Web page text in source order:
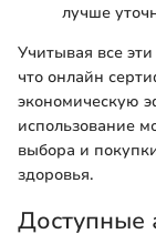
лучше
Учитывая все
что онлайн
экономическую
использование
выбора и
здоровья.
Доступные